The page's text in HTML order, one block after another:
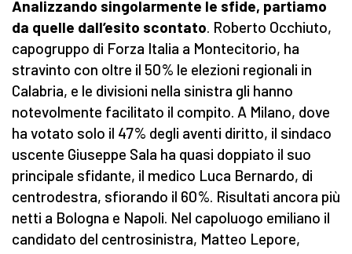
Analizzando singolarmente le sfide, partiamo
da quelle dall’esito scontato. Roberto Occhiuto,
capogruppo di Forza Italia a Montecitorio, ha
stravinto con oltre il 50% le elezioni regionali in
Calabria, e le divisioni nella sinistra gli hanno
notevolmente facilitato il compito. A Milano, dove
ha votato solo il 47% degli aventi diritto, il sindaco
uscente Giuseppe Sala ha quasi doppiato il suo
principale sfidante, il medico Luca Bernardo, di
centrodestra, sfiorando il 60%. Risultati ancora più
netti a Bologna e Napoli. Nel capoluogo emiliano il
candidato del centrosinistra, Matteo Lepore,